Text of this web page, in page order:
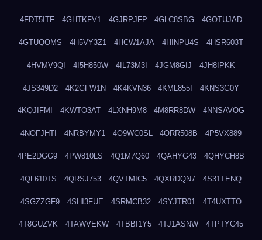
4FDT5ITF 4GHTKFV1 4GJRPJFP 4GLC8SBG 4GOTUJAD
4GTUQOMS 4H5VY3Z1 4HCW1AJA 4HINPU4S 4HSR603T
4HVMV9QI 4I5H850W 4IL73M3I 4JGM8GIJ 4JH8IPKK
4JS349D2 4K2GFW1N 4K4KVN36 4KML855I 4KNS3G0Y
4KQJIFMI 4KWTO3AT 4LXNH9M8 4M8RR8DW 4NNSAVOG
4NOFJHTI 4NRBYMY1 4O9WC0SL 4ORR508B 4P5VX889
4PE2DGG9 4PW810LS 4Q1M7Q60 4QAHYG43 4QHYCH8B
4QL610TS 4QRSJ753 4QVTMIC5 4QXRDQN7 4S31TENQ
4SGZZGF9 4SHI3FUE 4SRMCB32 4SYJTR01 4T4UXTTO
4T8GUZVK 4TAWVEKW 4TBBI1Y5 4TJ1ASNW 4TPTYC45